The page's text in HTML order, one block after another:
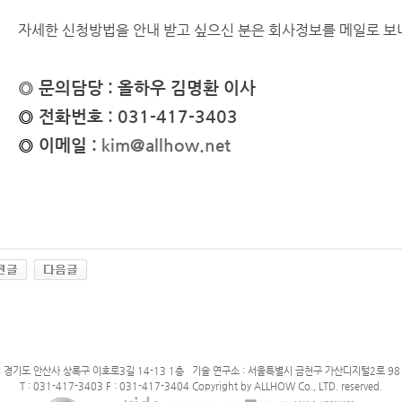
자세한 신청방법을 안내 받고 싶으신 분은 회사정보를 메일로
◎ 문의담당 : 올하우 김명환 이사
◎ 전화번호 : 031-417-3403
◎ 이메일 : kim@allhow.net
기도 안산사 상록구 이호로3길 14-13 1층 기술 연구소 : 서울특별시 금천구 가산디지털2로
T : 031-417-3403 F : 031-417-3404 Copyright by ALLHOW Co., LTD. reserved.